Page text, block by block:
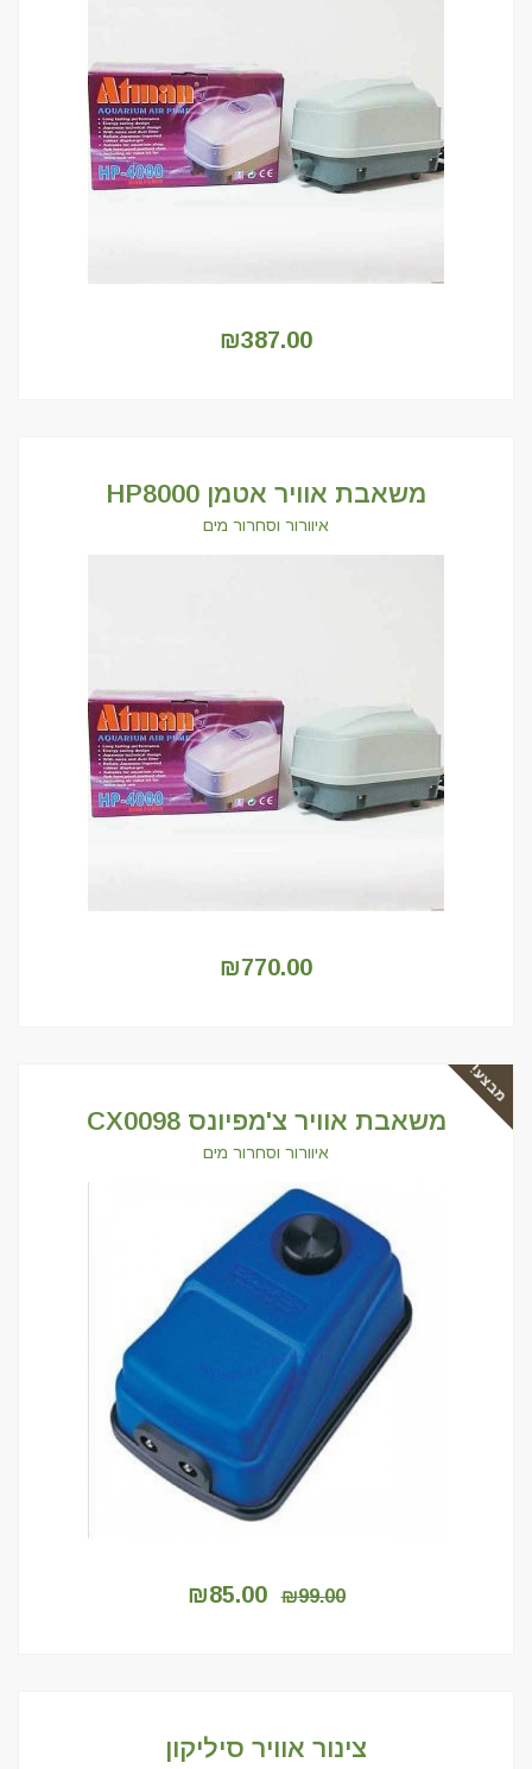
₪387.00
משאבת אוויר אטמן HP8000
איוורור וסחרור מים
₪770.00
משאבת אוויר צ'מפיונס CX0098
איוורור וסחרור מים
מבצע!
₪99.00
המחיר₪85.00
צינור אוויר סיליקון